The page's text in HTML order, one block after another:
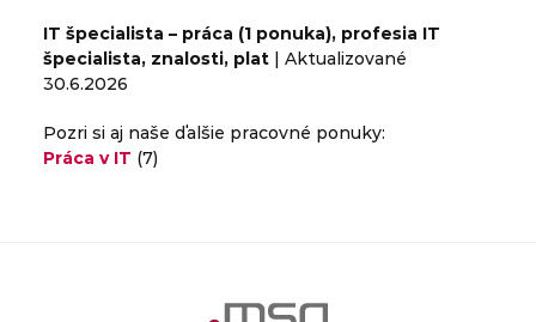
IT špecialista – práca (1 ponuka), profesia IT
špecialista, znalosti, plat | Aktualizované
30.6.2026
Pozri si aj naše ďalšie pracovné ponuky:
Práca v IT (7)